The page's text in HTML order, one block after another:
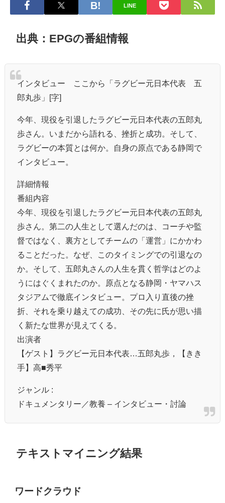
LINE
出典：EPGの番組情報
インタビュー ここから「ラグビー元日本代表 五
郎丸歩」[字]
今年、現役を引退したラグビー元日本代表の五郎丸
歩さん。いまだから語れる、挫折と成功。そして、
ラグビーの本質とは何か。自身の原点である静岡で
インタビュー。
詳細情報
番組内容
今年、現役を引退したラグビー元日本代表の五郎丸
歩さん。第二の人生として選んだのは、コーチや監
督ではなく、裏方としてチームの「運営」にかかわ
ることだった。なぜ、このタイミングでの引退なの
か。そして、五郎丸さんの人生を貫く哲学はどのよ
うにはぐくまれたのか。原点となる静岡・ヤマハス
タジアムで徹底インタビュー。プロ入り直後の挫
折、それを乗り越えての成功、その先に氏が思い描
く新たな世界が見えてくる。
出演者
【ゲスト】ラグビー元日本代表…五郎丸歩，【きき
手】高■秀平
ジャンル :
ドキュメンタリー／教養 – インタビュー・討論
テキストマイニング結果
ワードクラウド